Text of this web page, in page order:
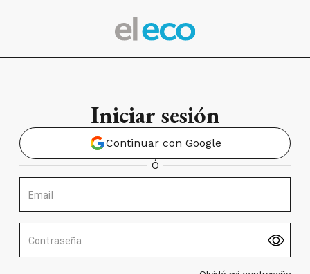
Iniciar sesión
Continuar con Google
Ó
Email
Contraseña